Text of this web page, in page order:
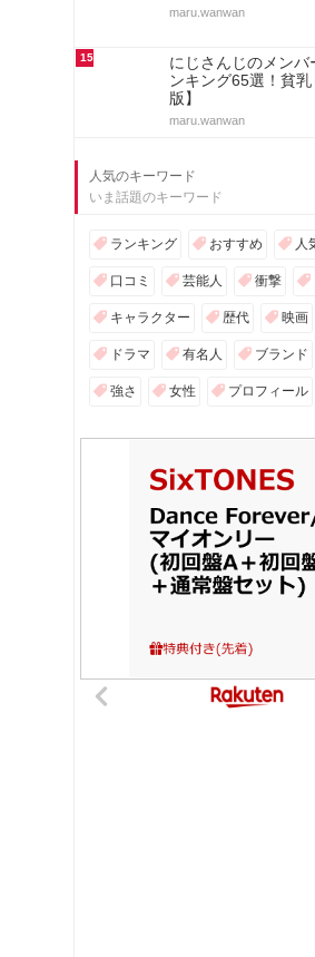
maru.wanwan
15
にじさんじのメンバ
ンキング65選！貧
版】
maru.wanwan
人気のキーワード
いま話題のキーワード
ランキング おすすめ 人
口コミ 芸能人 衝撃
キャラクター 歴代 映画
ドラマ 有名人 ブランド
強さ 女性 プロフィール